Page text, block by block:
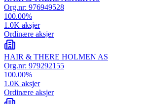
Org.nr: 976949528
100.00%
1.0K aksjer
Ordinære aksjer
HAIR & THERE HOLMEN AS
Org.nr: 979292155
100.00%
1.0K aksjer
Ordinære aksjer